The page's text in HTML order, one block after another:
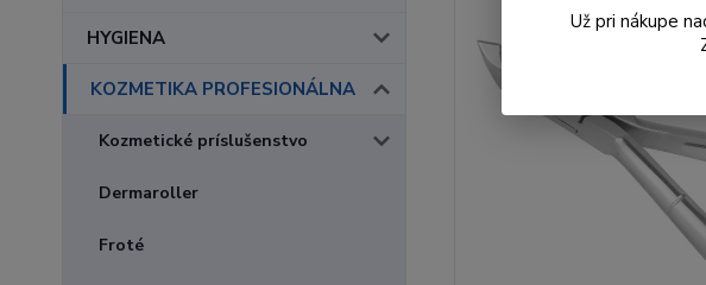
HYGIENA
KOZMETIKA PROFESIONÁLNA
Kozmetické príslušenstvo
Dermaroller
Froté
Už pri nákupe